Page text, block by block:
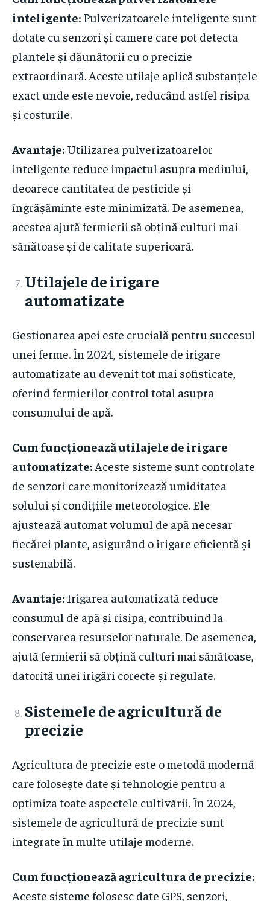
inteligente: Pulverizatoarele inteligente sunt
dotate cu senzori și camere care pot detecta
plantele și dăunătorii cu o precizie
extraordinară. Aceste utilaje aplică substanțele
exact unde este nevoie, reducând astfel risipa
și costurile.
Avantaje: Utilizarea pulverizatoarelor
inteligente reduce impactul asupra mediului,
deoarece cantitatea de pesticide și
îngrășăminte este minimizată. De asemenea,
acestea ajută fermierii să obțină culturi mai
sănătoase și de calitate superioară.
Utilajele de irigare
automatizate
Gestionarea apei este crucială pentru succesul
unei ferme. În 2024, sistemele de irigare
automatizate au devenit tot mai sofisticate,
oferind fermierilor control total asupra
consumului de apă.
Cum funcționează utilajele de irigare
automatizate: Aceste sisteme sunt controlate
de senzori care monitorizează umiditatea
solului și condițiile meteorologice. Ele
ajustează automat volumul de apă necesar
fiecărei plante, asigurând o irigare eficientă și
sustenabilă.
Avantaje: Irigarea automatizată reduce
consumul de apă și risipa, contribuind la
conservarea resurselor naturale. De asemenea,
ajută fermierii să obțină culturi mai sănătoase,
datorită unei irigări corecte și regulate.
Sistemele de agricultură de
precizie
Agricultura de precizie este o metodă modernă
care folosește date și tehnologie pentru a
optimiza toate aspectele cultivării. În 2024,
sistemele de agricultură de precizie sunt
integrate în multe utilaje moderne.
Cum funcționează agricultura de precizie:
Aceste sisteme folosesc date GPS, senzori,